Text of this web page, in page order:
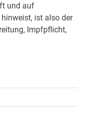
und auf
ist also der
Impfpflicht,